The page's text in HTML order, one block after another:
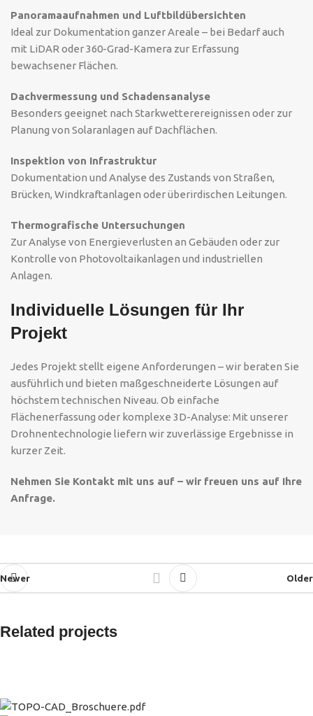
Panoramaaufnahmen und Luftbildübersichten
Ideal zur Dokumentation ganzer Areale – bei Bedarf auch
mit LiDAR oder 360-Grad-Kamera zur Erfassung
bewachsener Flächen.
Dachvermessung und Schadensanalyse
Besonders geeignet nach Starkwetterereignissen oder zur
Planung von Solaranlagen auf Dachflächen.
Inspektion von Infrastruktur
Dokumentation und Analyse des Zustands von Straßen,
Brücken, Windkraftanlagen oder überirdischen Leitungen.
Thermografische Untersuchungen
Zur Analyse von Energieverlusten an Gebäuden oder zur
Kontrolle von Photovoltaikanlagen und industriellen
Anlagen.
Individuelle Lösungen für Ihr
Projekt
Jedes Projekt stellt eigene Anforderungen – wir beraten Sie
ausführlich und bieten maßgeschneiderte Lösungen auf
höchstem technischen Niveau. Ob einfache
Flächenerfassung oder komplexe 3D-Analyse: Mit unserer
Drohnentechnologie liefern wir zuverlässige Ergebnisse in
kurzer Zeit.
Nehmen Sie Kontakt mit uns auf – wir freuen uns auf Ihre
Anfrage.
Newer Older
Related projects
Ingenieurvermessung
3D-Laserscanning